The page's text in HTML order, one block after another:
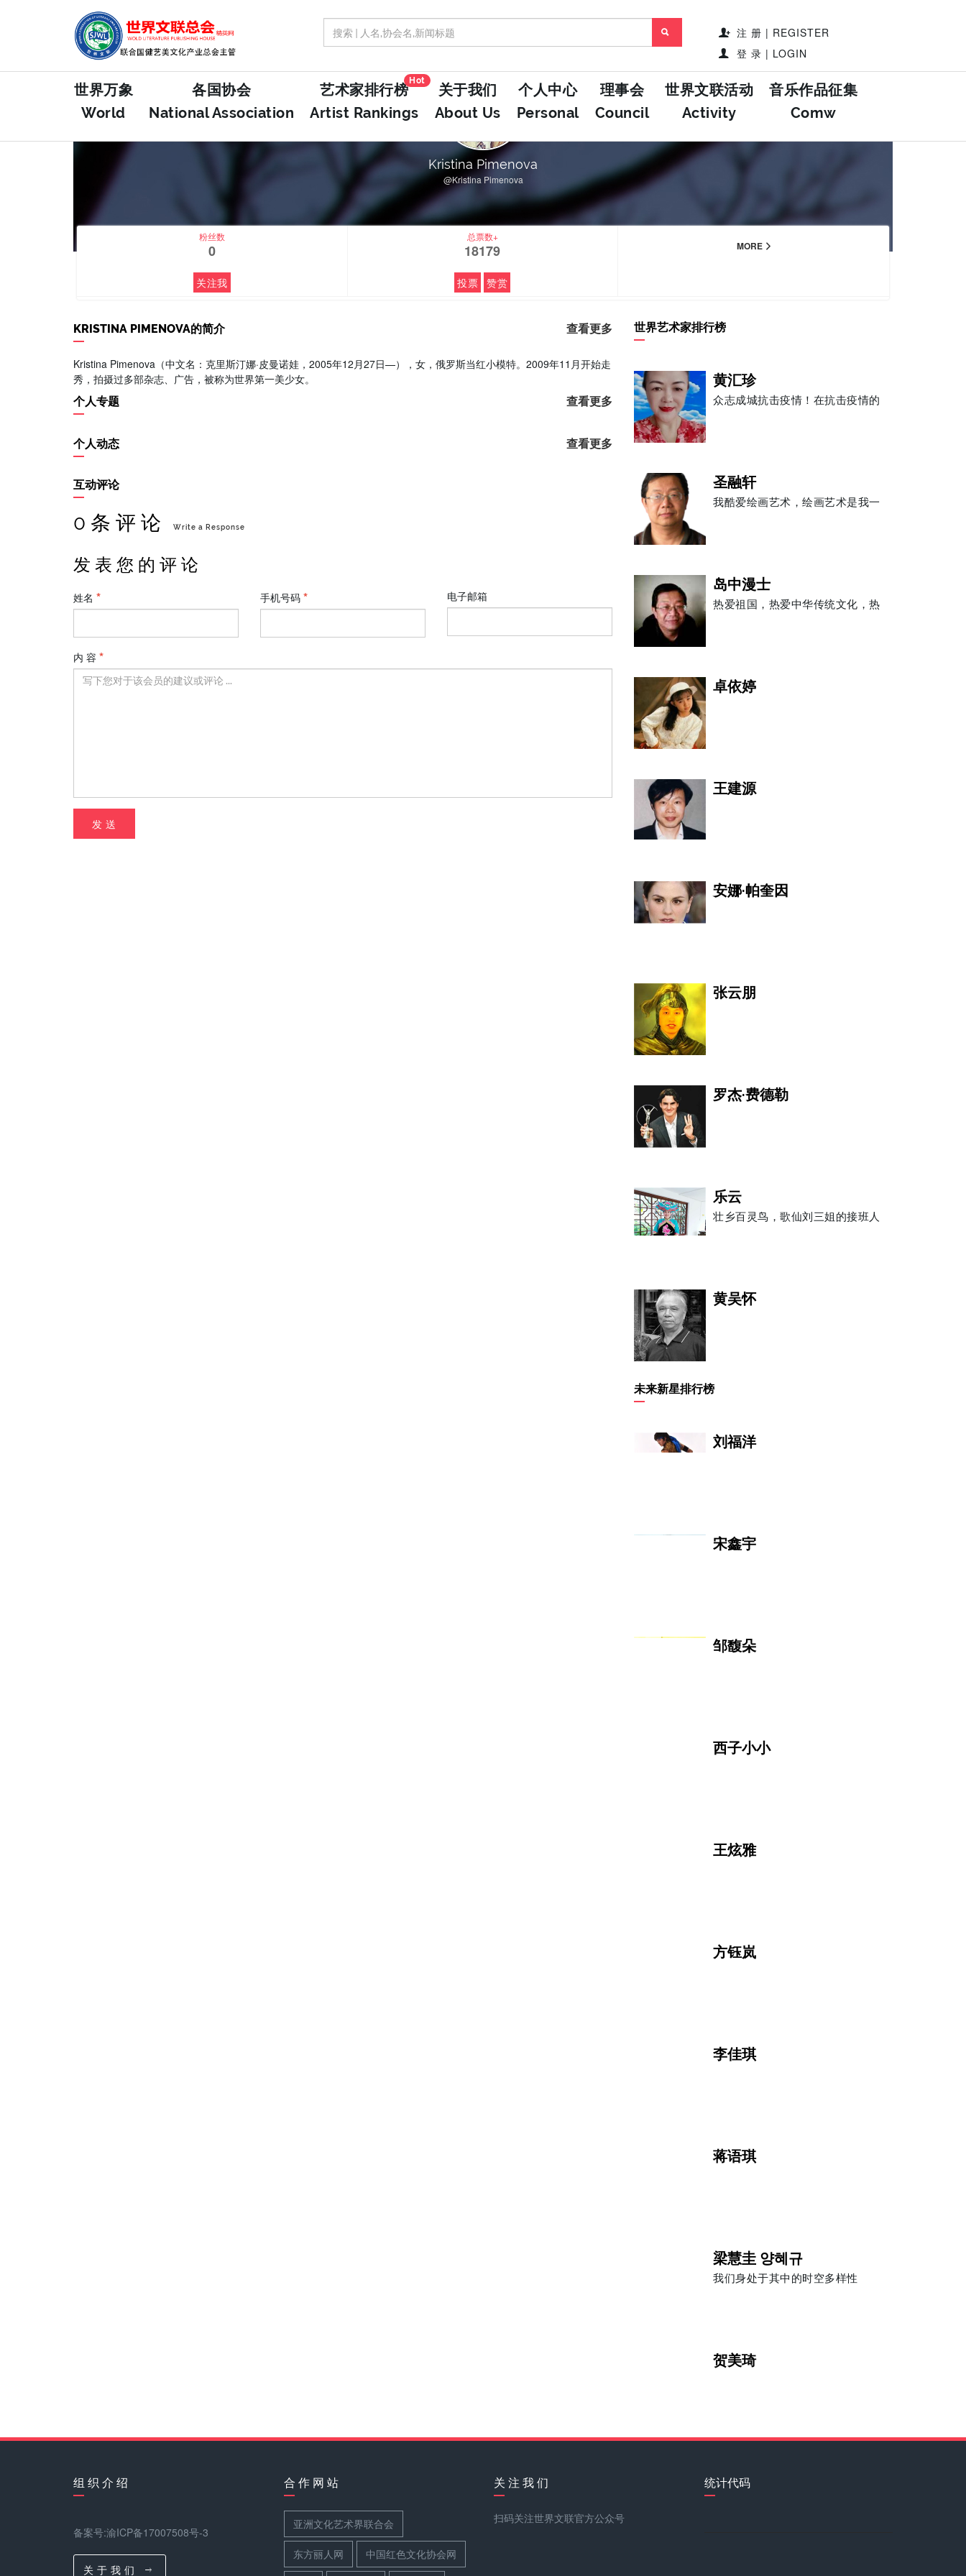
注 册 | REGISTER
登 录 | LOGIN
世界万象
World
各国协会
National Association
艺术家排行榜
Artist Rankings
Hot
关于我们
About Us
个人中心
Personal
理事会
Council
世界文联活动
Activity
音乐作品征集
Comw
FEATURED
Kristina Pimenova
@Kristina Pimenova
粉丝数
0
关注我
总票数+
18179
投票 赞赏
MORE
KRISTINA PIMENOVA的简介 查看更多
Kristina Pimenova（中文名：克里斯汀娜·皮曼诺娃，2005年12月27日—），女，俄罗斯当红小模特。2009年11月开始走
秀，拍摄过多部杂志、广告，被称为世界第一美少女。
个人专题 查看更多
个人动态 查看更多
互动评论
0 条 评 论 Write a Response
发 表 您 的 评 论
姓名 手机号码 电子邮箱
内 容
发 送
世界艺术家排行榜
黄汇珍
众志成城抗击疫情！在抗击疫情的
圣融轩
我酷爱绘画艺术，绘画艺术是我一
岛中漫士
热爱祖国，热爱中华传统文化，热
卓依婷
王建源
安娜·帕奎因
张云朋
罗杰·费德勒
乐云
壮乡百灵鸟，歌仙刘三姐的接班人
黄吴怀
未来新星排行榜
刘福洋
宋鑫宇
邹馥朵
西子小小
王炫雅
方钰岚
李佳琪
蒋语琪
梁慧圭 양혜규
我们身处于其中的时空多样性
贺美琦
组 织 介 绍
备案号:渝ICP备17007508号-3
关 于 我 们
合 作 网 站
亚洲文化艺术界联合会
东方丽人网 中国红色文化协会网
关 注 我 们
扫码关注世界文联官方公众号
统计代码